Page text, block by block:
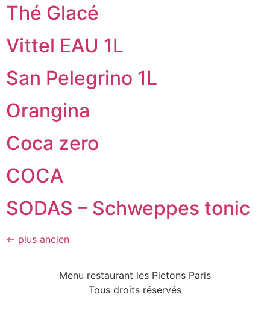
Thé Glacé
Vittel EAU 1L
San Pelegrino 1L
Orangina
Coca zero
COCA
SODAS – Schweppes tonic
← plus ancien
Menu restaurant les Pietons Paris
Tous droits réservés